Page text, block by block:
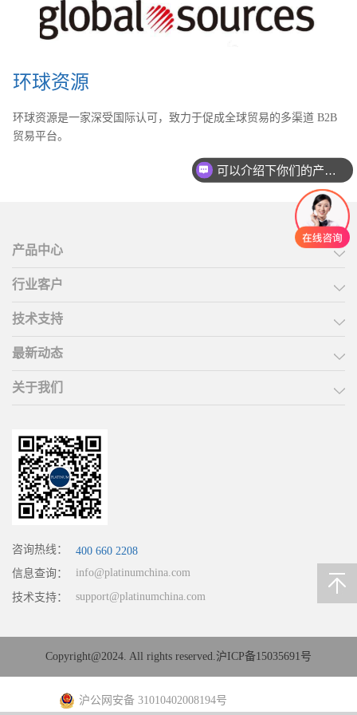
环球资源
环球资源是一家深受国际认可，致力于促成全球贸易的多渠道 B2B
贸易平台。
产品中心
行业客户
技术支持
最新动态
关于我们
咨询热线：
400 660 2208
信息查询：
info@platinumchina.com
技术支持： support@platinumchina.com
Copyright@2024. All rights reserved.沪ICP备15035691号
沪公网安备 31010402008194号